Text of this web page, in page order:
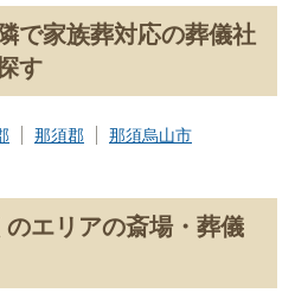
で家族葬対応の葬儀社
す
那須郡 那須烏山市
エリアの斎場・葬儀